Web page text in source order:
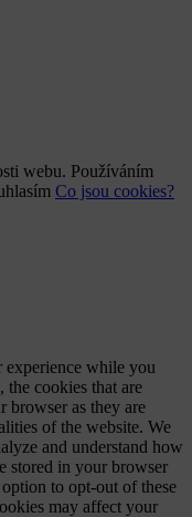
webu. Používáním
Co jsou cookies?
experience while you
the cookies that are
browser as they are
of the website. We
and understand how
stored in your browser
to opt-out of these
may affect your